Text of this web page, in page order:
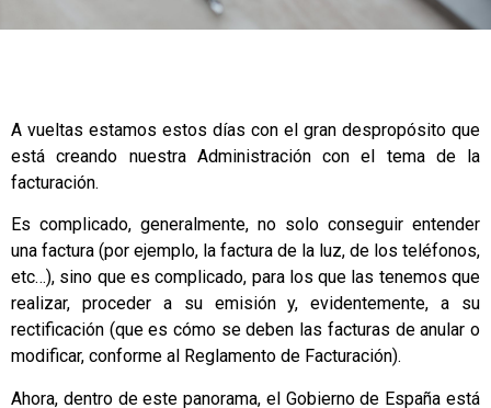
A vueltas estamos estos días con el gran despropósito que
está creando nuestra Administración con el tema de la
facturación.
Es complicado, generalmente, no solo conseguir entender
una factura (por ejemplo, la factura de la luz, de los teléfonos,
etc…), sino que es complicado, para los que las tenemos que
realizar, proceder a su emisión y, evidentemente, a su
rectificación (que es cómo se deben las facturas de anular o
modificar, conforme al Reglamento de Facturación).
Ahora, dentro de este panorama, el Gobierno de España está